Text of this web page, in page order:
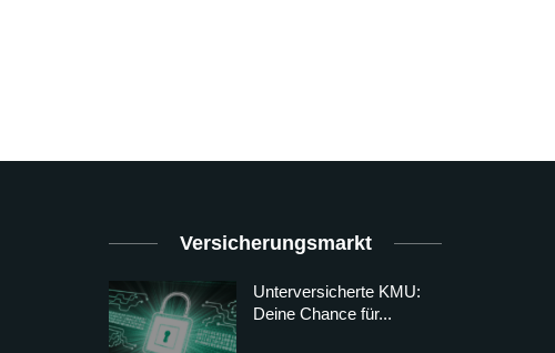
Versicherungsmarkt
Unterversicherte KMU:
Deine Chance für...